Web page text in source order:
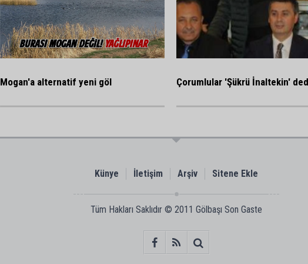
Çorumlular 'Şükrü İnaltekin'
Mogan'a alternatif yeni göl
Künye İletişim Arşiv Sitene Ekle
Tüm Hakları Saklıdır © 2011 Gölbaşı Son Gaste